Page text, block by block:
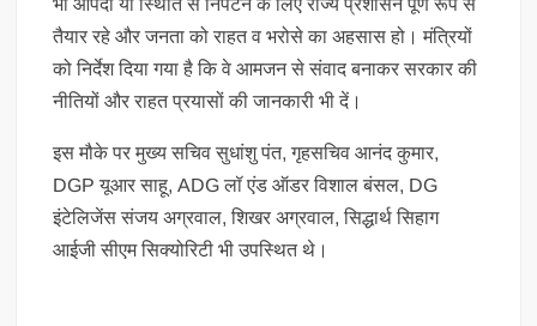
भी आपदा या स्थिति से निपटने के लिए राज्य प्रशासन पूर्ण रूप से
तैयार रहे और जनता को राहत व भरोसे का अहसास हो। मंत्रियों
को निर्देश दिया गया है कि वे आमजन से संवाद बनाकर सरकार की
नीतियों और राहत प्रयासों की जानकारी भी दें।
इस मौके पर मुख्य सचिव सुधांशु पंत, गृहसचिव आनंद कुमार,
DGP यूआर साहू, ADG लॉ एंड ऑडर विशाल बंसल, DG
इंटेलिजेंस संजय अग्रवाल, शिखर अग्रवाल, सिद्धार्थ सिहाग
आईजी सीएम सिक्योरिटी भी उपस्थित थे।